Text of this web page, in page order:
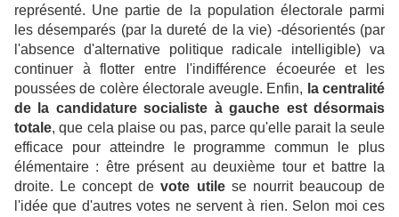
représenté. Une partie de la population électorale parmi
les désemparés (par la dureté de la vie) -désorientés (par
l'absence d'alternative politique radicale intelligible) va
continuer à flotter entre l'indifférence écoeurée et les
poussées de colère électorale aveugle. Enfin, la centralité
de la candidature socialiste à gauche est désormais
totale, que cela plaise ou pas, parce qu'elle parait la seule
efficace pour atteindre le programme commun le plus
élémentaire : être présent au deuxième tour et battre la
droite. Le concept devote utilese nourrit beaucoup de
l'idée que d'autres votes ne servent à rien. Selon moi ces